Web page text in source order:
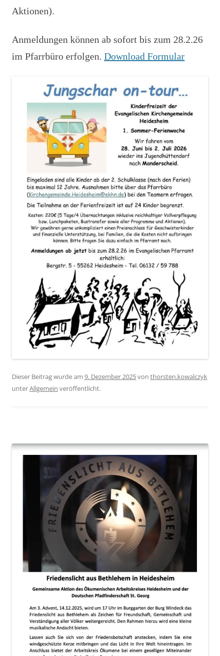
Aktionen).
Anmeldungen können ab sofort bis zum 28.2.26
im Pfarrbüro erfolgen. Download Formular
Dieser Beitrag wurde am 9. Dezember 2025von thorsten.kowalczyk
unterAllgemein veröffentlicht.